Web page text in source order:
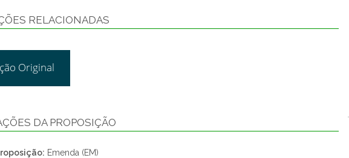
RELACIONADAS
Original
DA PROPOSIÇÃO
Emenda (EM)